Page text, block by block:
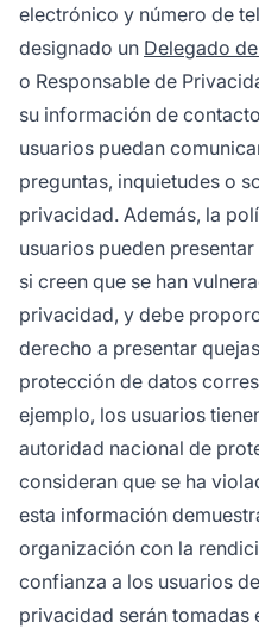
electrónico y número de
designado un Delegado
o Responsable de
su información de
usuarios puedan
preguntas, inquietudes o
privacidad. Además, la
usuarios pueden
si creen que se han
privacidad, y debe
derecho a presentar
protección de datos
ejemplo, los usuarios
autoridad nacional de
consideran que se ha
esta información
organización con la
confianza a los usuarios
privacidad serán tomadas